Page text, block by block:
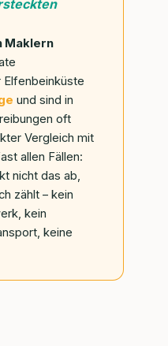
Maklern
Elfenbeinküste
und sind in
oft
Vergleich mit
allen Fällen:
nicht das ab,
zählt – kein
kein
keine